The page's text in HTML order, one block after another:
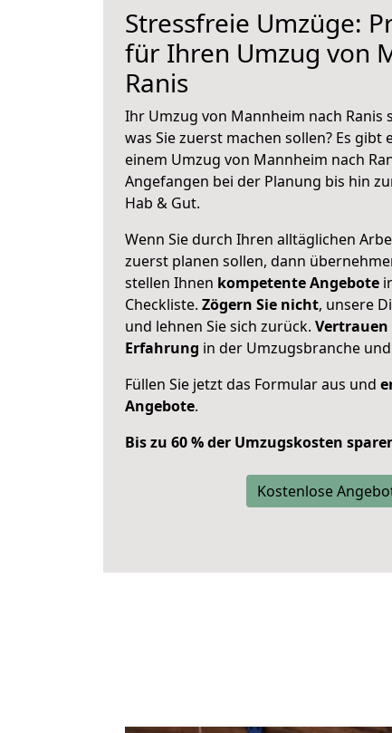
Stressfreie Umzüge:
für Ihren Umzug von
Ranis
Ihr Umzug von Mannheim nach Ranis
was Sie zuerst machen sollen? Es
einem Umzug von Mannheim nach
Angefangen bei der Planung bis hin
Hab & Gut.
Wenn Sie durch Ihren alltäglichen
zuerst planen sollen, dann
stellen Ihnen kompetente Angebote
Checkliste. Zögern Sie nicht, unsere
und lehnen Sie sich zurück. Vertrauen
Erfahrung in der Umzugsbranche
Füllen Sie jetzt das Formular aus und
Angebote.
Bis zu 60 % der Umzugskosten
Kostenlose